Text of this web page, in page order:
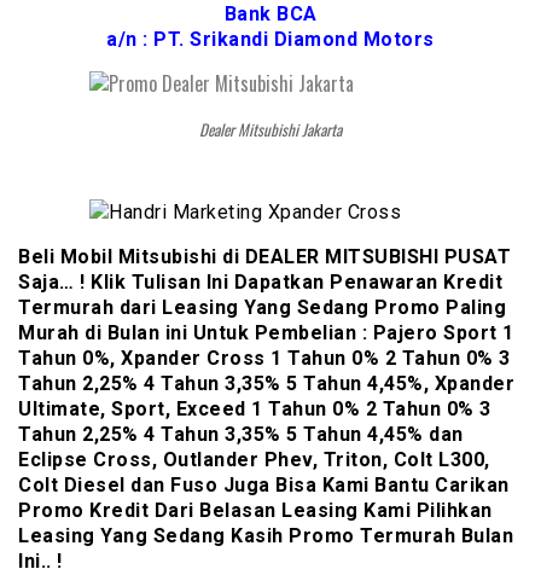
Bank BCA
a/n : PT. Srikandi Diamond Motors
Dealer Mitsubishi Jakarta
Beli Mobil Mitsubishi di DEALER MITSUBISHI PUSAT
Saja… ! Klik Tulisan Ini Dapatkan Penawaran Kredit
Termurah dari Leasing Yang Sedang Promo Paling
Murah di Bulan ini Untuk Pembelian : Pajero Sport 1
Tahun 0%, Xpander Cross 1 Tahun 0% 2 Tahun 0% 3
Tahun 2,25% 4 Tahun 3,35% 5 Tahun 4,45%, Xpander
Ultimate, Sport, Exceed 1 Tahun 0% 2 Tahun 0% 3
Tahun 2,25% 4 Tahun 3,35% 5 Tahun 4,45% dan
Eclipse Cross, Outlander Phev, Triton, Colt L300,
Colt Diesel dan Fuso Juga Bisa Kami Bantu Carikan
Promo Kredit Dari Belasan Leasing Kami Pilihkan
Leasing Yang Sedang Kasih Promo Termurah Bulan
Ini.. !